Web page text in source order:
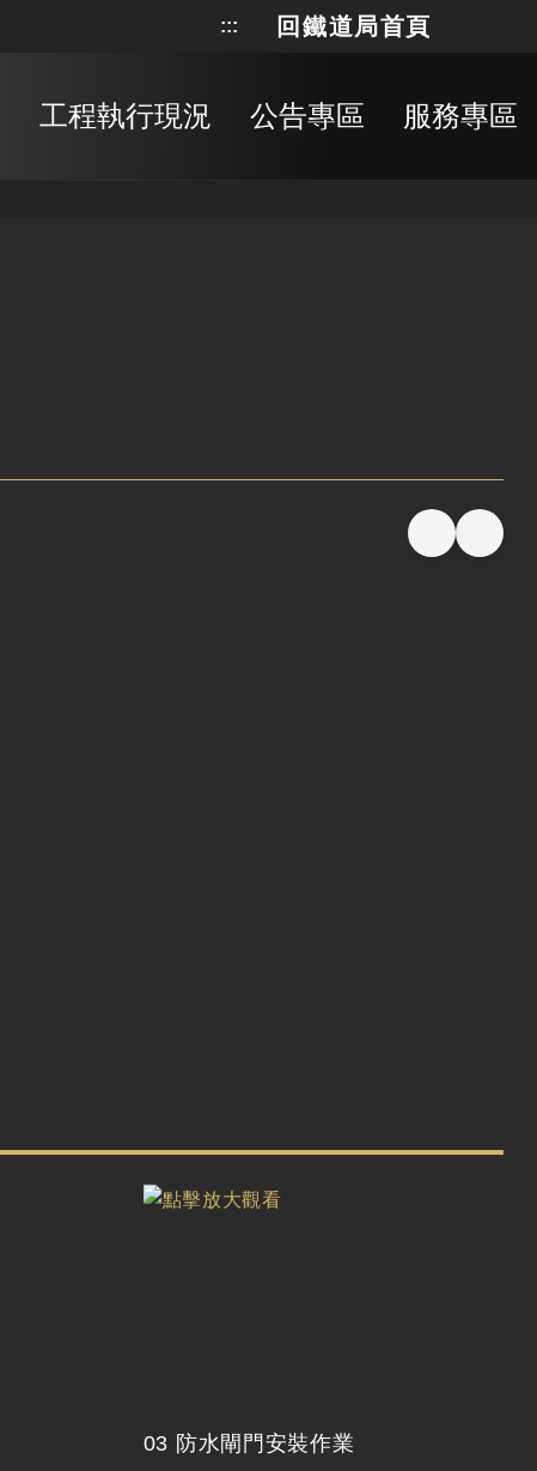
::: 回鐵道局首頁
工程執行現況 公告專區 服務專區
03 防水閘門安裝作業